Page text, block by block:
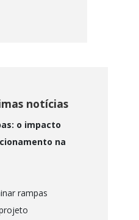
notícias
o impacto
na
rampas